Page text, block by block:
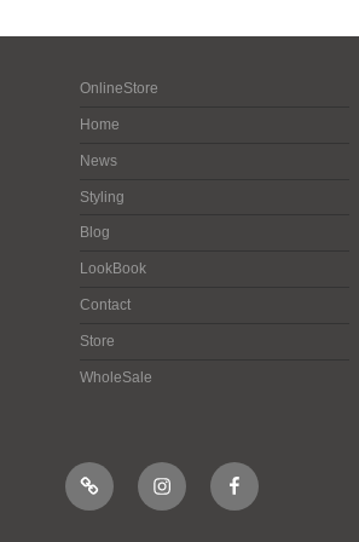
OnlineStore
Home
News
Styling
Blog
LookBook
Contact
Store
WholeSale
Online
Shop
InstagramFacebook